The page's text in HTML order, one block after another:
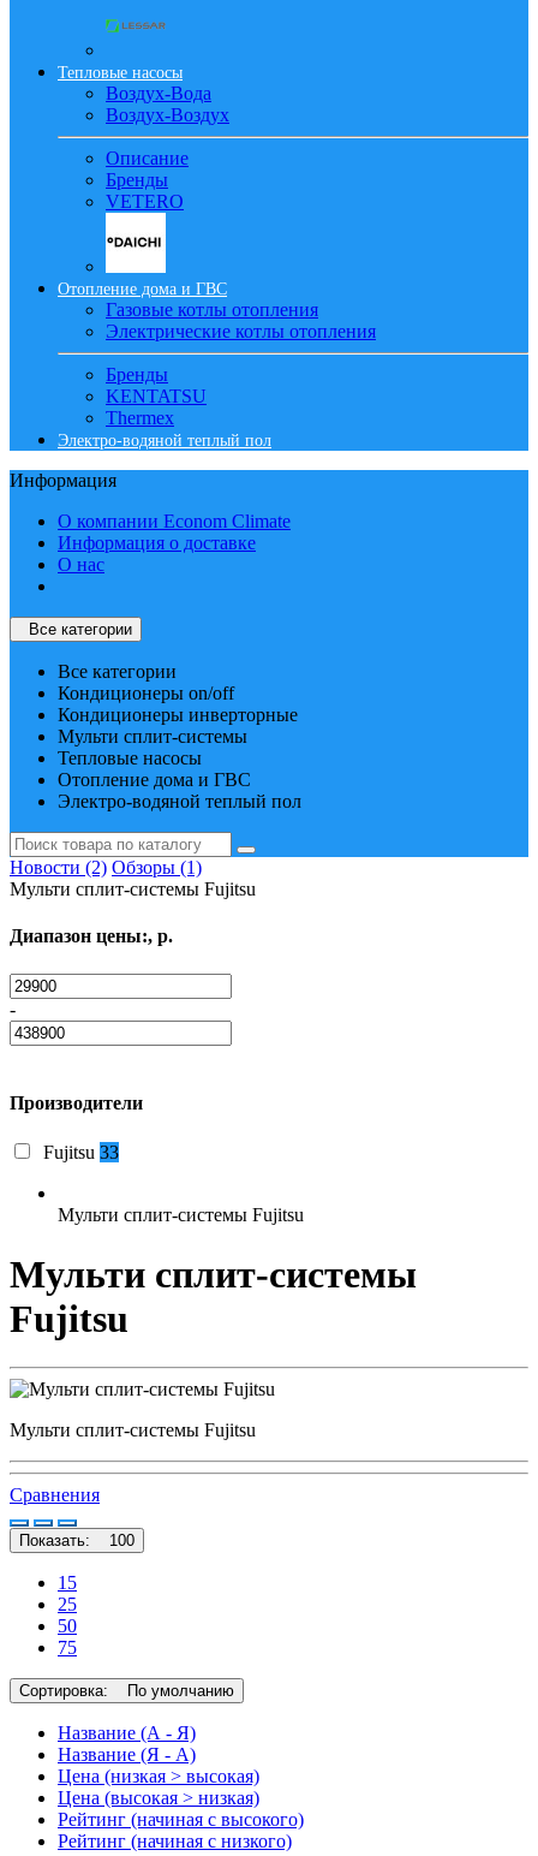
Тепловые насосы
Воздух-Вода
Воздух-Воздух
Описание
Бренды
VETERO
Отопление дома и ГВС
Газовые котлы отопления
Электрические котлы отопления
Бренды
KENTATSU
Thermex
Электро-водяной теплый пол
Информация
О компании Econom Climate
Информация о доставке
О нас
Все категории
Все категории
Кондиционеры on/off
Кондиционеры инверторные
Мульти сплит-системы
Тепловые насосы
Отопление дома и ГВС
Электро-водяной теплый пол
Новости (2) Обзоры (1)
Мульти сплит-системы Fujitsu
Диапазон цены:, р.
-
Производители
Fujitsu 33
Мульти сплит-системы Fujitsu
Мульти сплит-системы
Fujitsu
Мульти сплит-системы Fujitsu
Сравнения
Показать: 100
15
25
50
75
Сортировка: По умолчанию
Название (А - Я)
Название (Я - А)
Цена (низкая > высокая)
Цена (высокая > низкая)
Рейтинг (начиная с высокого)
Рейтинг (начиная с низкого)